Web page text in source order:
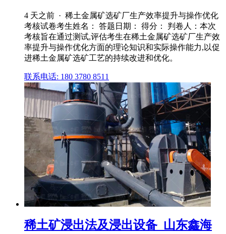
4 天之前 · 稀土金属矿选矿厂生产效率提升与操作优化
考核试卷考生姓名： 答题日期： 得分： 判卷人：本次
考核旨在通过测试,评估考生在稀土金属矿选矿厂生产效
率提升与操作优化方面的理论知识和实际操作能力,以促
进稀土金属矿选矿工艺的持续改进和优化。
联系电话: 180 3780 8511
稀土矿浸出法及浸出设备_山东鑫海